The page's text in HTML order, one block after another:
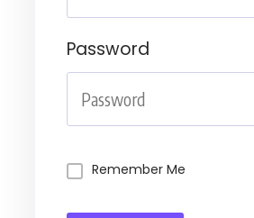
Password
Remember Me